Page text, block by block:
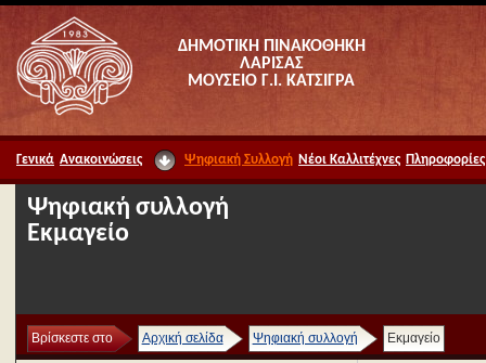
ΔΗΜΟΤΙΚΗ ΠΙΝΑΚΟΘΗΚΗ
ΛΑΡΙΣΑΣ
ΜΟΥΣΕΙΟ Γ.Ι. ΚΑΤΣΙΓΡΑ
Γενικά Ανακοινώσεις Ψηφιακή Συλλογή Νέοι Καλλιτέχνες Πληροφορίες
Ψηφιακή συλλογή
Εκμαγείο
Βρίσκεστε στο Αρχική σελίδα Ψηφιακή συλλογή Εκμαγείο